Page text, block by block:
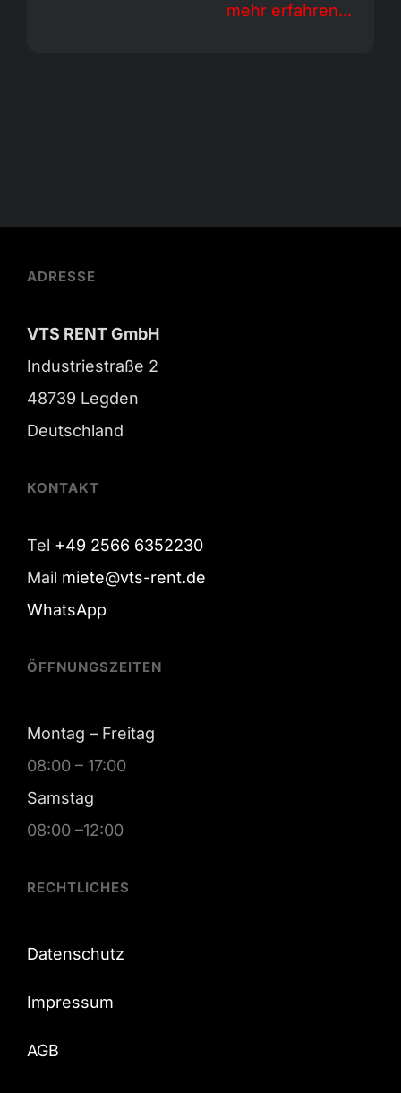
mehr erfahren...
ADRESSE
VTS RENT GmbH
Industriestraße 2
48739 Legden
Deutschland
KONTAKT
Tel +49 2566 6352230
Mail miete@vts-rent.de
WhatsApp
ÖFFNUNGSZEITEN
Montag – Freitag
08:00 – 17:00
Samstag
08:00 –12:00
RECHTLICHES
Datenschutz
Impressum
AGB